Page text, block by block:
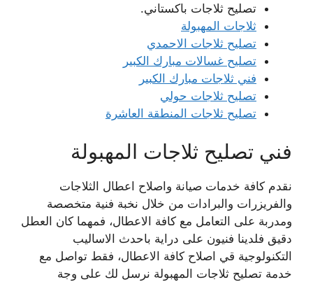
تصليح ثلاجات باكستاني.
ثلاجات المهبولة
تصليح ثلاجات الاحمدي
تصليح غسالات مبارك الكبير
فني ثلاجات مبارك الكبير
تصليح ثلاجات حولي
تصليح ثلاجات المنطقة العاشرة
فني تصليح ثلاجات المهبولة
نقدم كافة خدمات صيانة واصلاح اعطال الثلاجات
والفريزرات والبرادات من خلال نخبة فنية متخصصة
ومدربة على التعامل مع كافة الاعطال، فمهما كان العطل
دقيق فلدينا فنيون على دراية باحدث الاساليب
التكنولوجية قي اصلاح كافة الاعطال، فقط تواصل مع
خدمة تصليح ثلاجات المهبولة نرسل لك على وجة